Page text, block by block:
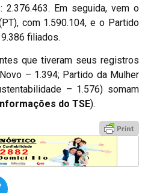
Em seguida, vem o
com 1.590.104, e o Partido
filiados.
que tiveram seus registros
– 1.394; Partido da Mulher
– 1.576) somam
do TSE).